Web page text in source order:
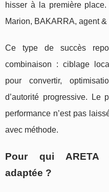
hisser à la première
Marion, BAKARRA, agent
Ce type de succès
combinaison : ciblage
pour convertir,
d’autorité progressive. Le
performance n’est pas
avec méthode.
Pour qui ARETA
adaptée ?